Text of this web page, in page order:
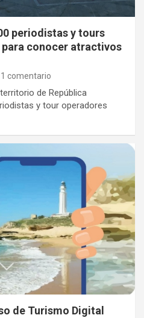
periodistas y tours
conocer atractivos
1 comentario
de República
y tour operadores
de Turismo Digital